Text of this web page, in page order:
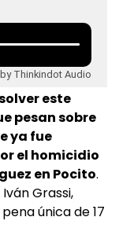
Thinkindot Audio
este
pesan sobre
ya fue
el homicidio
en Pocito.
Grassi,
única de 17